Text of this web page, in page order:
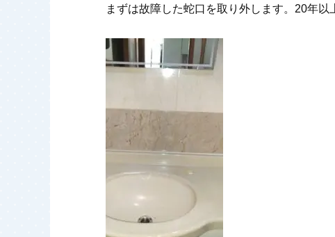
まずは故障した蛇口を取り外します。20年